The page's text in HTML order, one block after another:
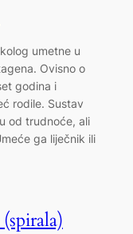
umetne u
Ovisno o
godina i
rodile. Sustav
od trudnoće, ali
ga liječnik ili